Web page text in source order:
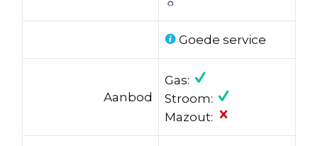
Goede service
Aanbod
Gas:
Stroom:
Mazout: